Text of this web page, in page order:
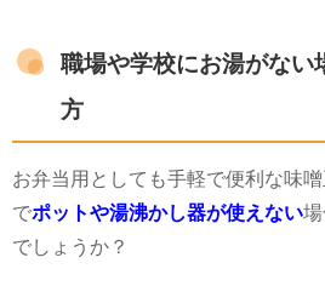
職場や学校にお湯がない
方
お弁当用としても手軽で便利な味
でポットや湯沸かし器が使えない
でしょうか？